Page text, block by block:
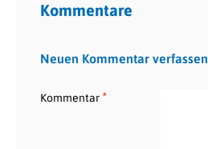
Kommentare
Neuen Kommentar verfassen
Kommentar*